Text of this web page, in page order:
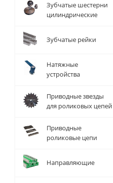
Зубчатые шестерни
цилиндрические
Зубчатые рейки
Натяжные
устройства
Приводные звезды
для роликовых цепей
Приводные
роликовые цепи
Направляющие